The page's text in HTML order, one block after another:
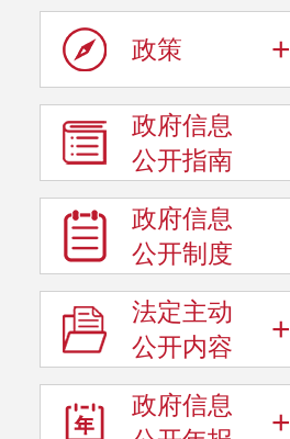
政策 +
政府信息
公开指南
政府信息
公开制度
法定主动
公开内容
+
政府信息
+